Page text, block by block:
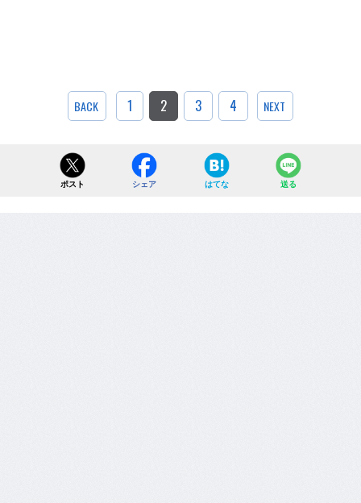
BACK 1 2 3 4 NEXT
ポスト シェア はてな 送る